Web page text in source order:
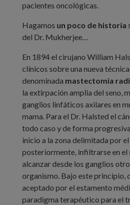
pacientes oncológicas.
Hagamos un poco de historia
del Dr. Mukherjee…
En 1894 el cirujano William
clínicos sobre una nueva
denominada mastectomía
la extirpación amplia del seno,
ganglios linfáticos axilares en
mama. Para el Dr. Halsted el
todo caso y de forma
inicio a la zona delimitada por
posteriormente, infiltrarse en
alcanzar desde los ganglios
organismo. Bajo este principio,
aceptado por el estamento
paradigma terapéutico para el